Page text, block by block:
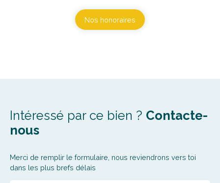
Nos honoraires
Intéressé par ce bien ? Contacte-
nous
Merci de remplir le formulaire, nous reviendrons vers toi
dans les plus brefs délais